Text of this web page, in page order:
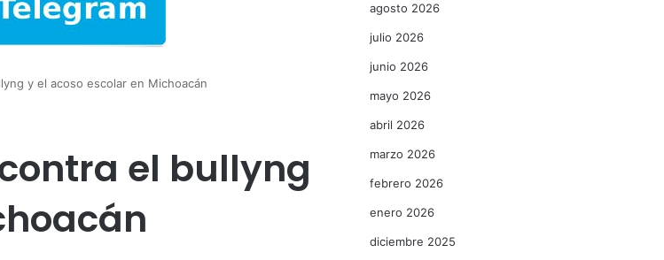
y el acoso escolar en Michoacán
el bullyng
agosto 2026
julio 2026
junio 2026
mayo 2026
abril 2026
marzo 2026
febrero 2026
enero 2026
diciembre 2025